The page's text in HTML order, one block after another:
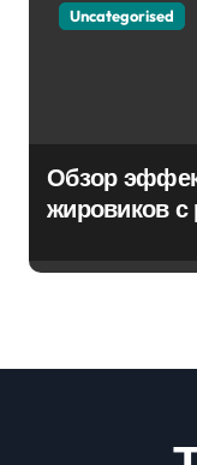
Uncategorised
Обзор
жировиков